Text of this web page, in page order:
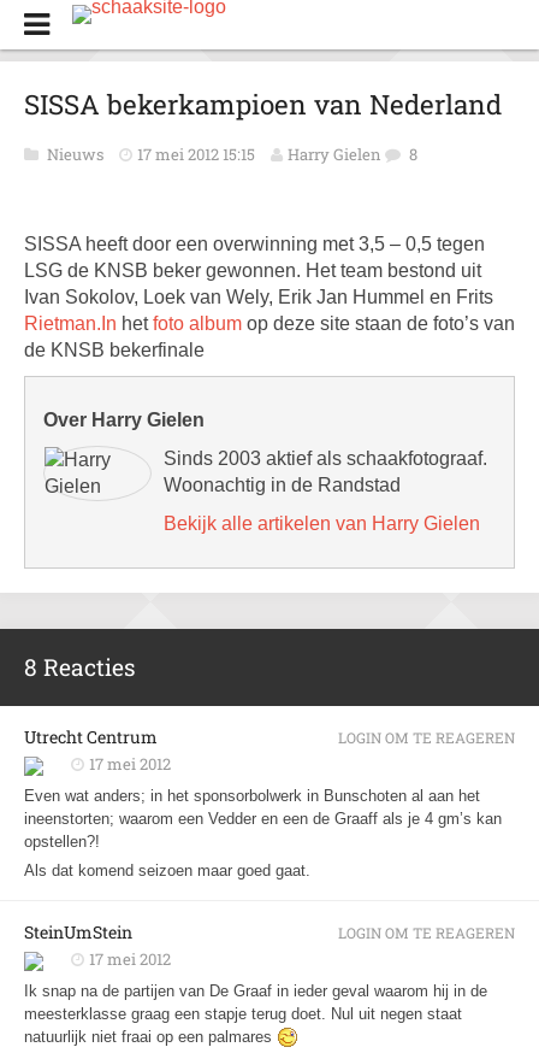
SISSA bekerkampioen van Nederland
Nieuws 17 mei 2012 15:15 Harry Gielen 8
SISSA heeft door een overwinning met 3,5 – 0,5 tegen
LSG de KNSB beker gewonnen. Het team bestond uit
Ivan Sokolov, Loek van Wely, Erik Jan Hummel en Frits
Rietman.In hetfoto album op deze site staan de foto’s van
de KNSB bekerfinale
Over Harry Gielen
Sinds 2003 aktief als schaakfotograaf.
Woonachtig in de Randstad
Bekijk alle artikelen van Harry Gielen
8 Reacties
Utrecht Centrum
17 mei 2012
Even wat anders; in het sponsorbolwerk in Bunschoten al aan het
ineenstorten; waarom een Vedder en een de Graaff als je 4 gm’s kan
opstellen?!
Als dat komend seizoen maar goed gaat.
LOGIN OM TE REAGEREN
SteinUmStein
17 mei 2012
Ik snap na de partijen van De Graaf in ieder geval waarom hij in de
meesterklasse graag een stapje terug doet. Nul uit negen staat
natuurlijk niet fraai op een palmares
LOGIN OM TE REAGEREN